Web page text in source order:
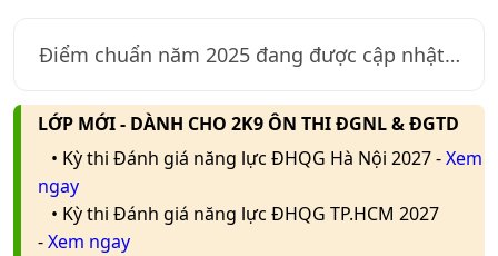
Điểm chuẩn năm 2025đang được cập nhật…
LỚP MỚI - DÀNH CHO 2K9 ÔN THI ĐGNL & ĐGTD
• Kỳ thi Đánh giá năng lực ĐHQG Hà Nội 2027 -Xem
ngay
• Kỳ thi Đánh giá năng lực ĐHQG TP.HCM 2027
-Xem ngay